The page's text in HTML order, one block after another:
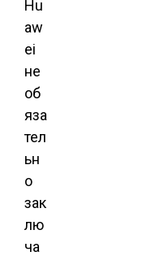
Hu
aw
ei
не
об
яза
тел
ьн
о
зак
лю
ча